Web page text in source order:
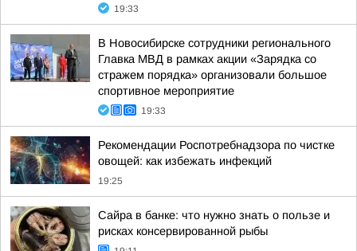
19:33
В Новосибирске сотрудники регионального
Главка МВД в рамках акции «Зарядка со
стражем порядка» организовали большое
спортивное мероприятие
19:33
Рекомендации Роспотребнадзора по чистке
овощей: как избежать инфекций
19:25
Сайра в банке: что нужно знать о пользе и
рисках консервированной рыбы